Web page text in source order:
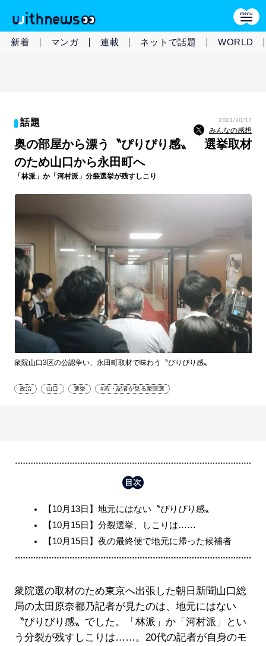
新着 マンガ 連載 ネットで話題 WORLD
話題 2021/10/17
みんなの感想
奥の部屋から漂う〝ぴりぴり感〟 選挙取材
のため山口から永田町へ
「林派」か「河村派」分裂選挙が残すしこり
衆院山口3区の公認争い、永田町取材で味わう〝ぴりぴり感〟
政治 山口 選挙 #若・記者が見る衆院選
【10月13日】地元にはない〝ぴりぴり感〟
【10月15日】分裂選挙、しこりは……
【10月15日】夜の最終便で地元に帰った候補者
衆院選の取材のため東京へ出張した朝日新聞山口総
局の太田原奈都乃記者が見たのは、地元にはない
〝ぴりぴり感〟でした。「林派」か「河村派」とい
う分裂が残すしこりは……。20代の記者が自身のモ